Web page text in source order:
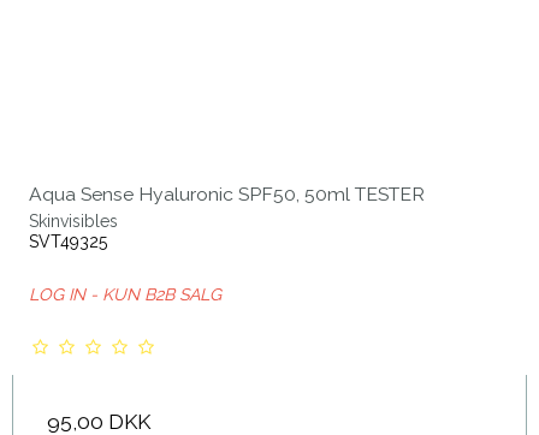
Aqua Sense Hyaluronic SPF50, 50ml TESTER
Skinvisibles
SVT49325
LOG IN - KUN B2B SALG
95,00 DKK